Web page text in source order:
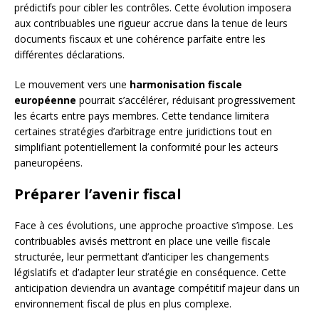
prédictifs pour cibler les contrôles. Cette évolution imposera
aux contribuables une rigueur accrue dans la tenue de leurs
documents fiscaux et une cohérence parfaite entre les
différentes déclarations.
Le mouvement vers une harmonisation fiscale
européenne pourrait s’accélérer, réduisant progressivement
les écarts entre pays membres. Cette tendance limitera
certaines stratégies d’arbitrage entre juridictions tout en
simplifiant potentiellement la conformité pour les acteurs
paneuropéens.
Préparer l’avenir fiscal
Face à ces évolutions, une approche proactive s’impose. Les
contribuables avisés mettront en place une veille fiscale
structurée, leur permettant d’anticiper les changements
législatifs et d’adapter leur stratégie en conséquence. Cette
anticipation deviendra un avantage compétitif majeur dans un
environnement fiscal de plus en plus complexe.